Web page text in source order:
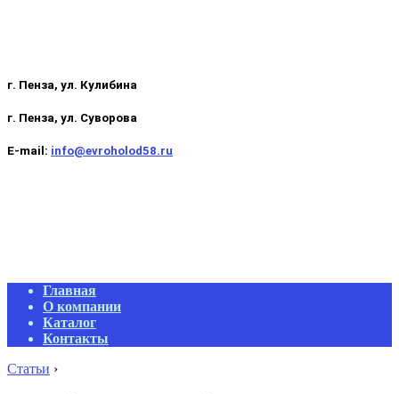
г. Пенза, ул. Кулибина
г. Пенза, ул. Суворова
E-mail: info@evroholod58.ru
Primary
Navigation
Menu
Главная
О компании
Каталог
Контакты
Статьи ›